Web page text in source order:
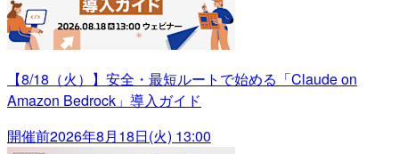
【8/18（火）】安全・最短ルートで始める「Claude on
Amazon Bedrock」導入ガイド
開催前2026年8月18日(火) 13:00